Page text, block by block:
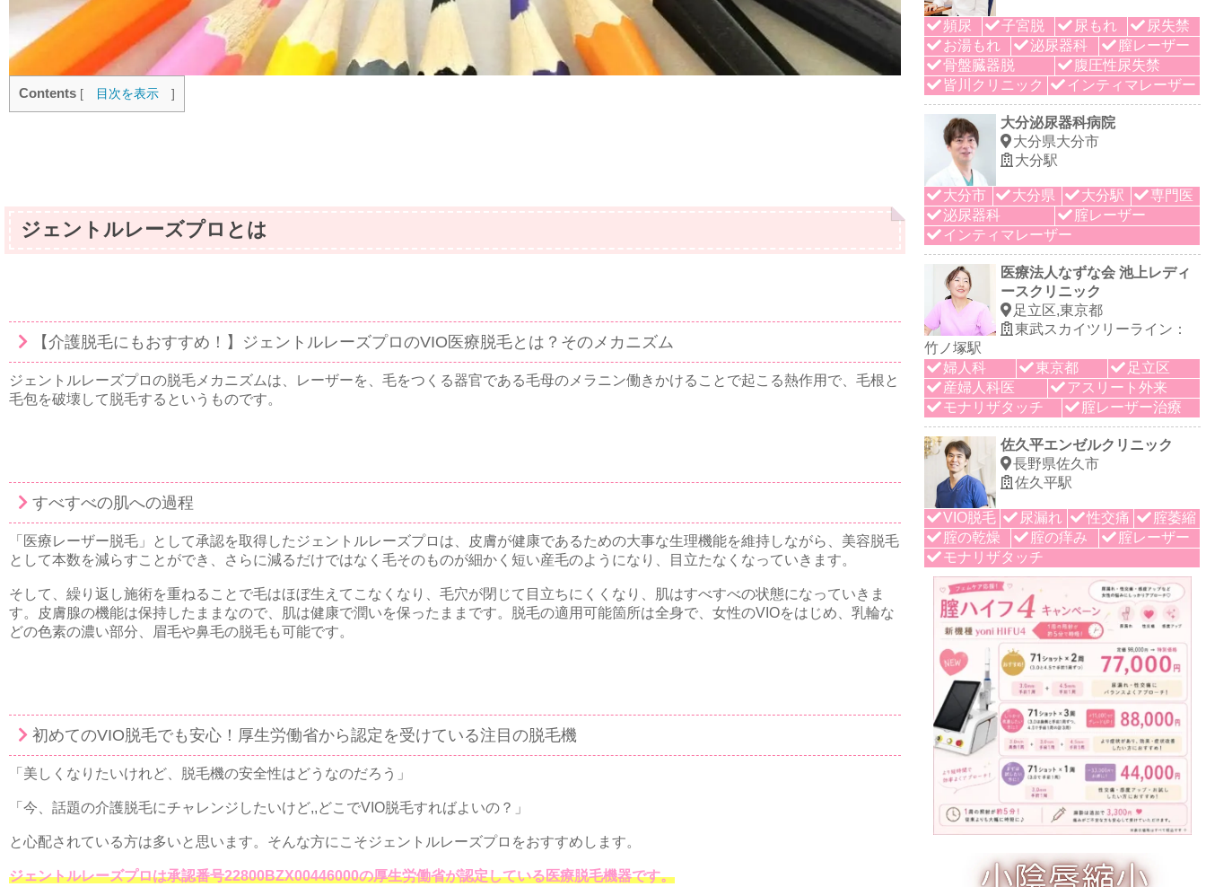
Contents [ 目次を表示 ]
ジェントルレーズプロとは
【介護脱毛にもおすすめ！】ジェントルレーズプロのVIO医療脱毛とは？そのメカニズム
ジェントルレーズプロの脱毛メカニズムは、レーザーを、毛をつくる器官である毛母のメラニン働きかけることで起こる熱作用で、毛根と
毛包を破壊して脱毛するというものです。
すべすべの肌への過程
「医療レーザー脱毛」として承認を取得したジェントルレーズプロは、皮膚が健康であるための大事な生理機能を維持しながら、美容脱毛
として本数を減らすことができ、さらに減るだけではなく毛そのものが細かく短い産毛のようになり、目立たなくなっていきます。
そして、繰り返し施術を重ねることで毛はほぼ生えてこなくなり、毛穴が閉じて目立ちにくくなり、肌はすべすべの状態になっていきま
す。皮膚腺の機能は保持したままなので、肌は健康で潤いを保ったままです。脱毛の適用可能箇所は全身で、女性のVIOをはじめ、乳輪な
どの色素の濃い部分、眉毛や鼻毛の脱毛も可能です。
初めてのVIO脱毛でも安心！厚生労働省から認定を受けている注目の脱毛機
「美しくなりたいけれど、脱毛機の安全性はどうなのだろう」
「今、話題の介護脱毛にチャレンジしたいけど,,どこでVIO脱毛すればよいの？」
と心配されている方は多いと思います。そんな方にこそジェントルレーズプロをおすすめします。
ジェントルレーズプロは承認番号22800BZX00446000の厚生労働省が認定している医療脱毛機器です。
頻尿 子宮脱 尿もれ
尿失禁
お湯もれ
泌尿器科
膣レーザー
骨盤臓器脱
腹圧性尿失禁
皆川クリニック
インティマレーザー
大分泌尿器科病院
大分県大分市
大分駅
大分市 大分県 大分駅
専門医
泌尿器科
腟レーザー
インティマレーザー
医療法人なずな会 池上レディ
ースクリニック
足立区,東京都
東武スカイツリーライン：
竹ノ塚駅
婦人科
東京都
足立区
産婦人科医
アスリート外来
モナリザタッチ
腟レーザー治療
佐久平エンゼルクリニック
長野県佐久市
佐久平駅
VIO脱毛 尿漏れ 性交痛
腟萎縮
腟の乾燥
腟の痒み
腟レーザー
モナリザタッチ